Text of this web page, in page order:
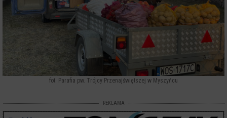
fot. Parafia pw. Trójcy Przenajświętszej w Myszyńcu
REKLAMA